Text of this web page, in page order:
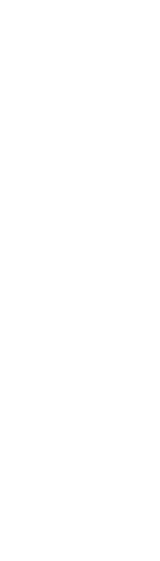
0 оценок
0 оценок
0 оценок